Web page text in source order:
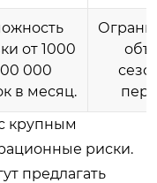
от 1000
000
в месяц.
крупным
риски.
предлагать